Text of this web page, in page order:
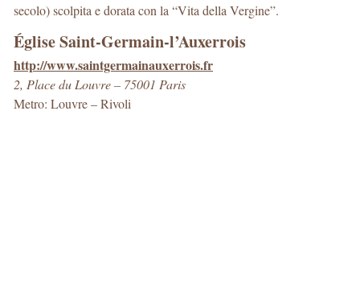
secolo) scolpita e dorata con la “Vita della Vergine”.
Église Saint-Germain-l’Auxerrois
http://www.saintgermainauxerrois.fr
2, Place du Louvre – 75001 Paris
Metro: Louvre – Rivoli